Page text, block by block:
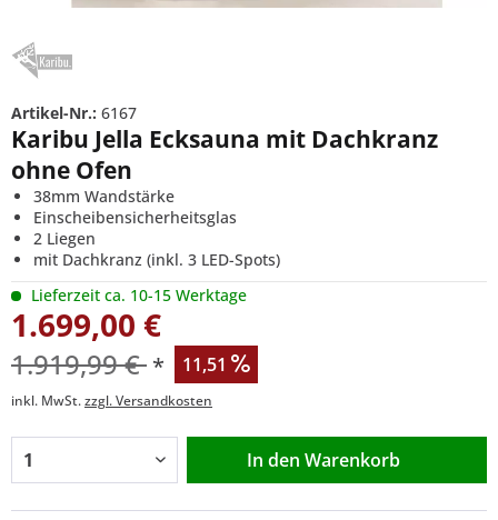
Artikel-Nr.: 6167
Karibu Jella Ecksauna mit Dachkranz
ohne Ofen
38mm Wandstärke
Einscheibensicherheitsglas
2 Liegen
mit Dachkranz (inkl. 3 LED-Spots)
Lieferzeit ca. 10-15 Werktage
1.699,00 €
1.919,99 € * 11,51
inkl. MwSt.zzgl. Versandkosten
In den Warenkorb